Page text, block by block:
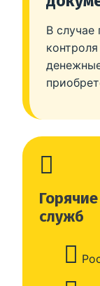
В случае
служб